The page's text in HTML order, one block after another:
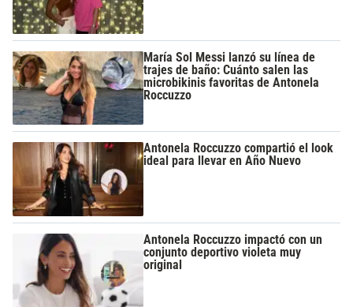
María Sol Messi lanzó su línea de
trajes de baño: Cuánto salen las
microbikinis favoritas de Antonela
Roccuzzo
Antonela Roccuzzo compartió el look
ideal para llevar en Año Nuevo
Antonela Roccuzzo impactó con un
conjunto deportivo violeta muy
original